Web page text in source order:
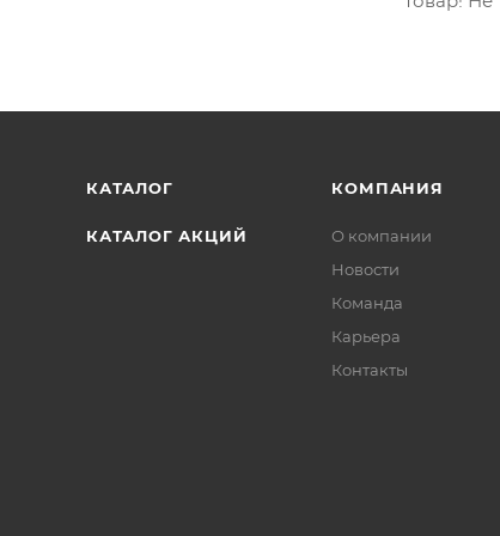
КАТАЛОГ
КАТАЛОГ АКЦИЙ
КОМПАНИЯ
О компании
Новости
Команда
Карьера
Контакты